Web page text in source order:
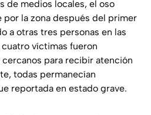
de medios locales, el oso
la zona después del primer
a otras tres personas en las
víctimas fueron
para recibir atención
todas permanecían
reportada en estado grave.